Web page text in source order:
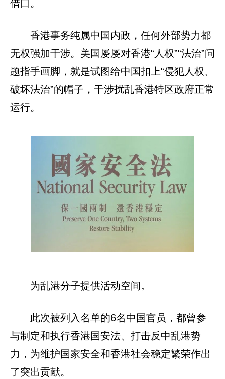
借口。
香港事务纯属中国内政，任何外部势力都
无权强加干涉。美国屡屡对香港“人权”“法治”问
题指手画脚，就是试图给中国扣上“侵犯人权、
破坏法治”的帽子，干涉扰乱香港特区政府正常
运行。
为乱港分子提供活动空间。
此次被列入名单的6名中国官员，都曾参
与制定和执行香港国安法、打击反中乱港势
力，为维护国家安全和香港社会稳定繁荣作出
了突出贡献。